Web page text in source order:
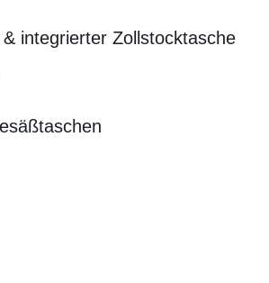
integrierter Zollstocktasche